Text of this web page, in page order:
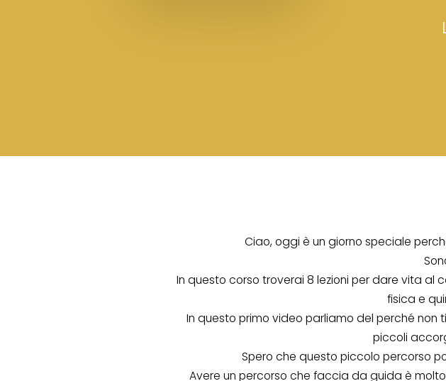
Ciao, oggi è un giorno speciale
In questo corso troverai 8 lezioni per dare vita
fisica e
In questo primo video parliamo del perché
piccoli
Spero che questo piccolo percorso
Avere un percorso che faccia da guida è